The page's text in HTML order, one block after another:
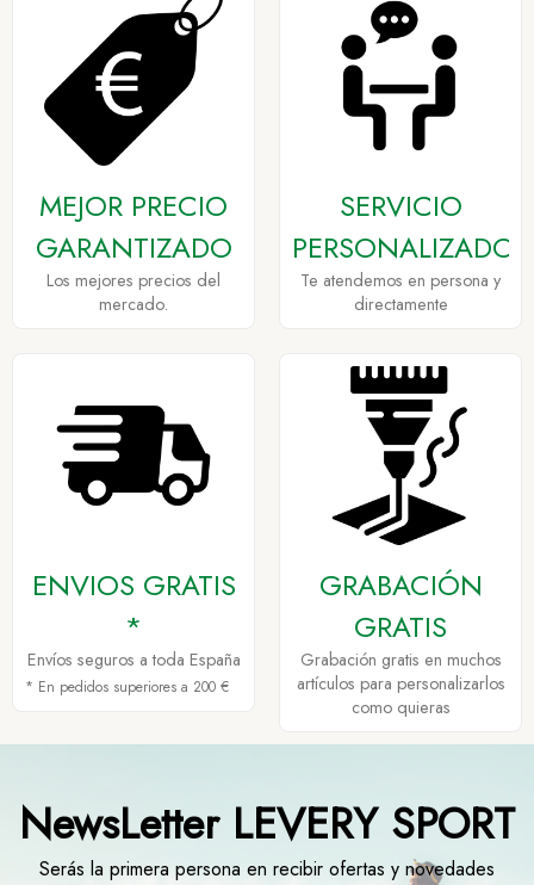
MEJOR PRECIO
GARANTIZADO
Los mejores precios del
mercado.
SERVICIO
PERSONALIZADO
Te atendemos en persona y
directamente
ENVIOS GRATIS
*
Envíos seguros a toda España
* En pedidos superiores a 200 €
GRABACIÓN
GRATIS
Grabación gratis en muchos
artículos para personalizarlos
como quieras
NewsLetter LEVERY SPORT
Serás la primera persona en recibir ofertas y novedades